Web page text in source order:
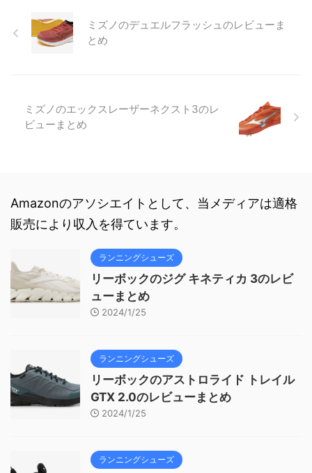
ミズノのデュエルフラッシュのレビューま
とめ
ミズノのエックスレーザーネクスト3のレ
ビューまとめ
Amazonのアソシエイトとして、当メディアは適格
販売により収入を得ています。
ランニングシューズ
リーボックのジグ キネティカ 3のレビ
ューまとめ
2024/1/25
ランニングシューズ
リーボックのアストロライド トレイル
GTX 2.0のレビューまとめ
2024/1/25
ランニングシューズ